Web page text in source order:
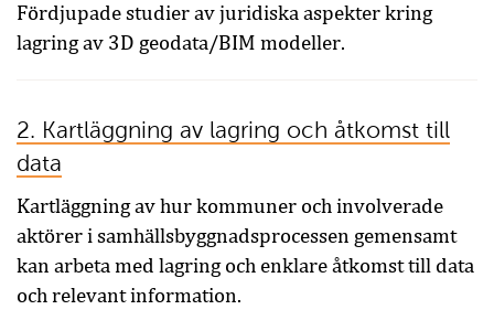
Fördjupade studier av juridiska aspekter kring
lagring av 3D geodata/BIM modeller.
2. Kartläggning av lagring och åtkomst till
data
Kartläggning av hur kommuner och involverade
aktörer i samhällsbyggnadsprocessen gemensamt
kan arbeta med lagring och enklare åtkomst till data
och relevant information.